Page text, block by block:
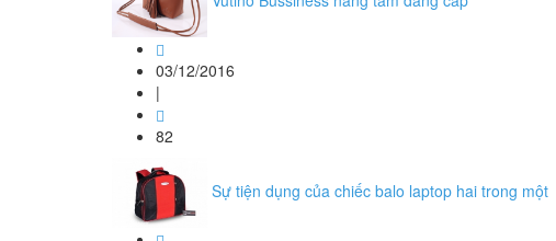
03/12/2016
|
82
Sự tiện dụng của chiếc balo laptop hai trong một